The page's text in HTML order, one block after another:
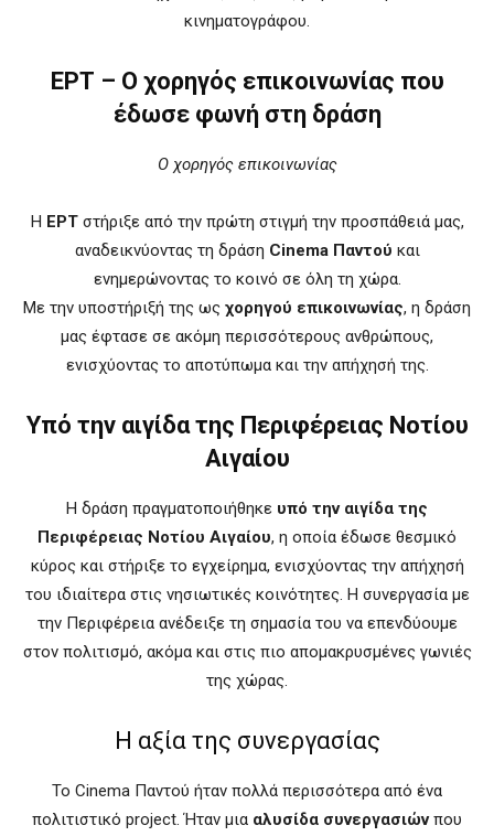
κινηματογράφου.
ΕΡΤ – Ο χορηγός επικοινωνίας που
έδωσε φωνή στη δράση
Ο χορηγός επικοινωνίας
Η ΕΡΤστήριξε από την πρώτη στιγμή την προσπάθειά μας,
αναδεικνύοντας τη δράση Cinema Παντού και
ενημερώνοντας το κοινό σε όλη τη χώρα.
Με την υποστήριξή της ως χορηγού επικοινωνίας, η δράση
μας έφτασε σε ακόμη περισσότερους ανθρώπους,
ενισχύοντας το αποτύπωμα και την απήχησή της.
Υπό την αιγίδα της Περιφέρειας Νοτίου
Αιγαίου
Η δράση πραγματοποιήθηκε υπό την αιγίδα της
Περιφέρειας Νοτίου Αιγαίου, η οποία έδωσε θεσμικό
κύρος και στήριξε το εγχείρημα, ενισχύοντας την απήχησή
του ιδιαίτερα στις νησιωτικές κοινότητες. Η συνεργασία με
την Περιφέρεια ανέδειξε τη σημασία του να επενδύουμε
στον πολιτισμό, ακόμα και στις πιο απομακρυσμένες γωνιές
της χώρας.
Η αξία της συνεργασίας
Το Cinema Παντού ήταν πολλά περισσότερα από ένα
πολιτιστικό project. Ήταν μια αλυσίδα συνεργασιώνπου